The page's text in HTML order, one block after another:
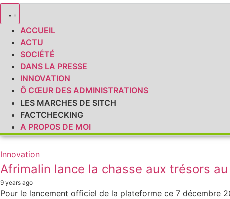
ACCUEIL
ACTU
SOCIÉTÉ
DANS LA PRESSE
INNOVATION
Ô CŒUR DES ADMINISTRATIONS
LES MARCHES DE SITCH
FACTCHECKING
A PROPOS DE MOI
Innovation
Afrimalin lance la chasse aux trésors
9 years ago
Pour le lancement officiel de la plateforme ce 7 décembre